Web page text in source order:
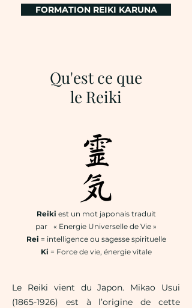
FORMATION REIKI KARUNA
Qu'est ce que
le Reiki
Reiki est un mot japonais traduit
par « Energie Universelle de Vie »
Rei = intelligence ou sagesse spirituelle
Ki = Force de vie, énergie vitale
Le Reiki vient du Japon. Mikao Usui
(1865-1926) est à l’origine de cette